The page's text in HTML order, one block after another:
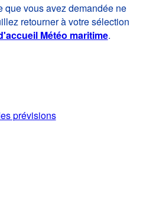
que vous avez demandée ne
retourner à votre sélection
Météo maritime.
prévisions